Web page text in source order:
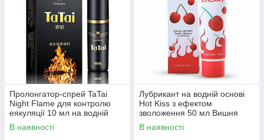
Пролонгатор-спрей TaTai
Night Flame для контролю
еякуляції 10 мл на водній
основі
В наявності
Лубрикант на водній основі
Hot Kiss з ефектом
зволоження 50 мл Вишня
В наявності